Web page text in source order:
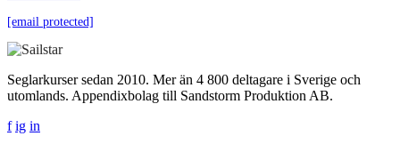
[email protected]
Seglarkurser sedan 2010. Mer än 4 800 deltagare i Sverige och
utomlands. Appendixbolag till Sandstorm Produktion AB.
f ig in